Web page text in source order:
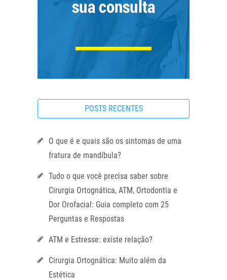
POSTS RECENTES
O que é e quais são os sintomas de uma
fratura de mandíbula?
Tudo o que você precisa saber sobre
Cirurgia Ortognática, ATM, Ortodontia e
Dor Orofacial: Guia completo com 25
Perguntas e Respostas
ATM e Estresse: existe relação?
Cirurgia Ortognática: Muito além da
Estética